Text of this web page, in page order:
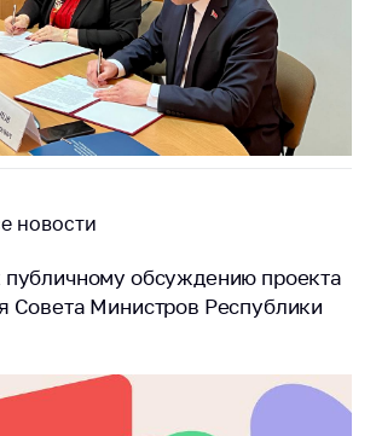
новости
обсуждению проекта
Совета Министров Республики